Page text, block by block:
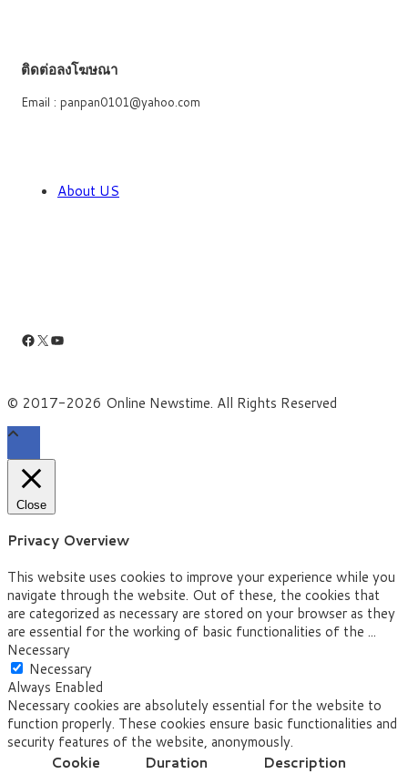
ติดต่อลงโฆษณา
Email : panpan0101@yahoo.com
About US
Facebook
X YouTube
© 2017-2026 Online Newstime. All Rights Reserved
Close
Privacy Overview
This website uses cookies to improve your experience while you
navigate through the website. Out of these, the cookies that
are categorized as necessary are stored on your browser as they
are essential for the working of basic functionalities of the ...
Necessary
Necessary
Always Enabled
Necessary cookies are absolutely essential for the website to
function properly. These cookies ensure basic functionalities and
security features of the website, anonymously.
Cookie
Duration Description